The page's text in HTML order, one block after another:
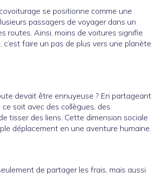
se positionne comme une
passagers de voyager dans un
routes. Ainsi, moins de voitures signifie
faire un pas de plus vers une planète
devait être ennuyeuse ? En partageant
soit avec des collègues, des
tisser des liens. Cette dimension sociale
déplacement en une aventure humaine.
de partager les frais, mais aussi